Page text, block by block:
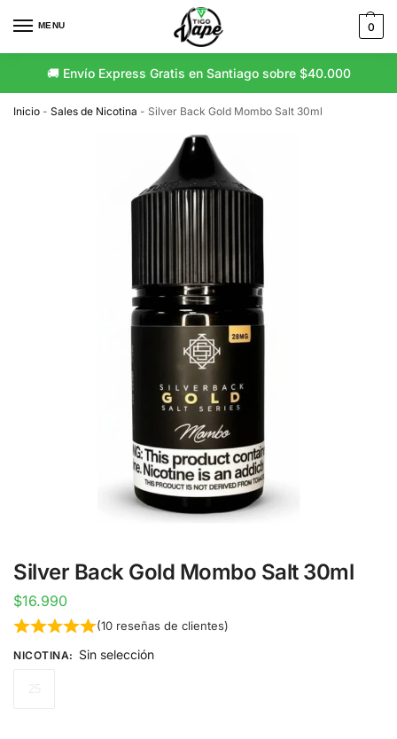
MENU 0
🚚 Envío Express Gratis en Santiago sobre $40.000
Inicio - Sales de Nicotina - Silver Back Gold Mombo Salt 30ml
Silver Back Gold Mombo Salt 30ml
$16.990
(10reseñas de clientes)
NICOTINA: Sin selección